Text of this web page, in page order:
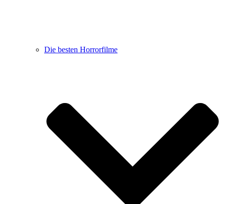
Die besten Horrorfilme